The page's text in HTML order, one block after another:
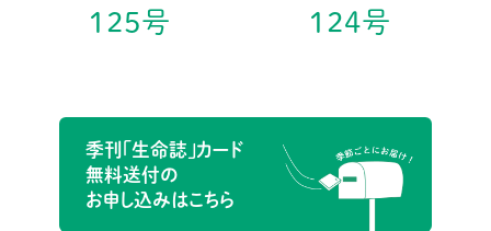
125号 124号
季刊「生命誌」カード
無料送付の
お申し込みはこちら